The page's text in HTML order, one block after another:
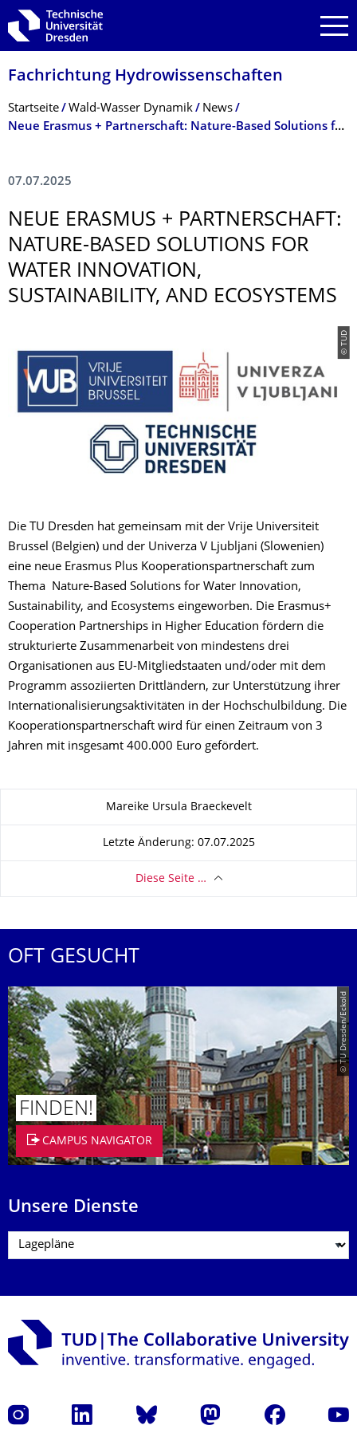
Zur Hauptnavigation springen
Zur Suche springen
Zum Inhalt springen
Fachrichtung Hydrowissenschaf­ten
Breadcrumb-Menü
Startseite Wald-Wasser Dynamik
News
Neue Erasmus + Partnerschaft: Nature-Based Solutions for Water Innovation, Sustainability, and Ecosystems
07.07.2025
NEUE ERASMUS + PARTNERSCHAFT:
NATURE-BASED SOLUTIONS FOR
WATER INNOVATION,
SUSTAINABILITY, AND ECOSYSTEMS
© TUD
Die TU Dresden hat gemeinsam mit der Vrije Universiteit
Brussel (Belgien) und der Univerza V Ljubljani (Slowenien)
eine neue Erasmus Plus Kooperationspartnerschaft zum
Thema Nature-Based Solutions for Water Innovation,
Sustainability, and Ecosystems eingeworben. Die Erasmus+
Cooperation Partnerships in Higher Education fördern die
strukturierte Zusammenarbeit von mindestens drei
Organisationen aus EU-Mitgliedstaaten und/oder mit dem
Programm assoziierten Drittländern, zur Unterstützung ihrer
Internationalisierungsaktivitäten in der Hochschulbildung. Die
Kooperationspartnerschaft wird für einen Zeitraum von 3
Jahren mit insgesamt 400.000 Euro gefördert.
Zu dieser SeiteMareike Ursula Braeckevelt
Letzte Änderung: 07.07.2025
Diese Seite …
OFT GESUCHT
© TU Dresden/Eckold
FINDEN!
CAMPUS NAVIGATOR
Unsere Dienste
Instagram LinkedIn Bluesky Mastodon Facebook